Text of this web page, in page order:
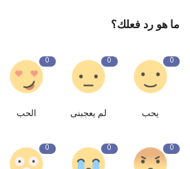
ما هو رد فعلك؟
0
يحب
0
لم يعجبنى
0
الحب
0
0
0